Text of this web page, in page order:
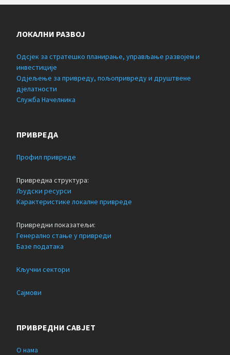
ЛОКАЛНИ РАЗВОЈ
Одсјек за стратешко планирање, управљање развојем и
инвестиције
Одјељење за привреду, пољопривреду и друштвене
дјелатности
Служба Начелника
ПРИВРЕДА
Профил привреде
Привредна структура:
Људски ресурси
Карактеристике локалне привреде
Привредни показатељи:
Генерално стање у привреди
Базе података
Кључни сектори
Сајмови
ПРИВРЕДНИ САВЈЕТ
О нама